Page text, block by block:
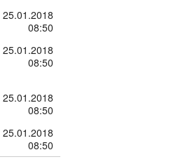
25.01.2018
08:50
25.01.2018
08:50
25.01.2018
08:50
25.01.2018
08:50